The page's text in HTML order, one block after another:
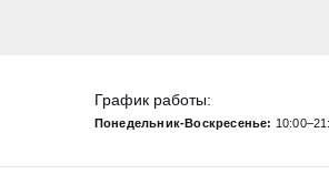
График работы:
Понедельник-Воскресенье: